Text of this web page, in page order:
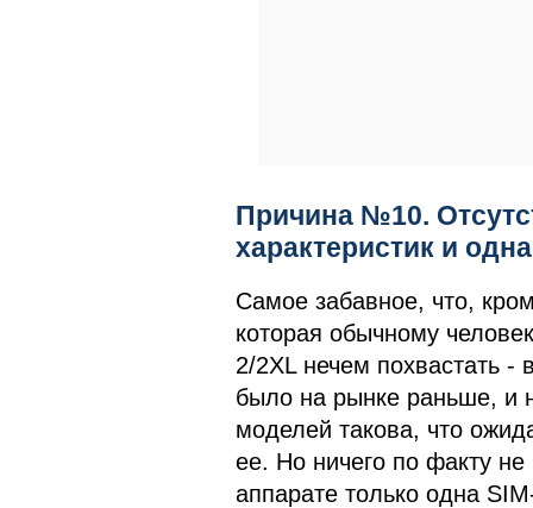
Причина №10.
характеристик и
Самое забавное, что,
которая обычному
2/2XL нечем похвастать -
было на рынке раньше, и
моделей такова, что
ее. Но ничего по факту
аппарате только одна